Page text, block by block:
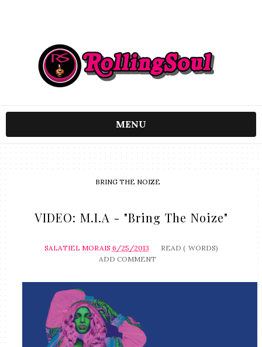
MENU
BRING THE NOIZE
VIDEO: M.I.A - "Bring The Noize"
SALATIEL MORAIS 6/25/2013 READ ( WORDS)
ADD COMMENT